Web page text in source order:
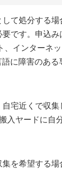
して処分する
です。申込み
、インターネッ
語に障害のあ
宅近くで収
入ヤードに自
集を希望する